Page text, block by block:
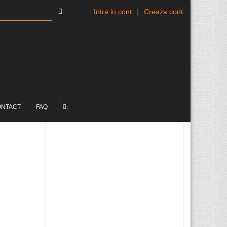
Intra in cont | Creaza cont
FAQ .